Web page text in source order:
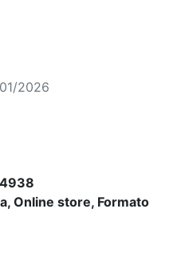
2026
Online store, Formato